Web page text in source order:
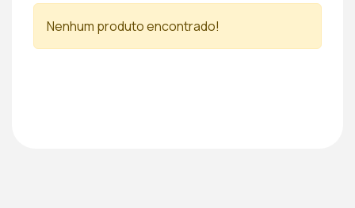
Nenhum produto encontrado!